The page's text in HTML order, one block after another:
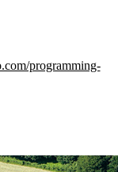
programming-